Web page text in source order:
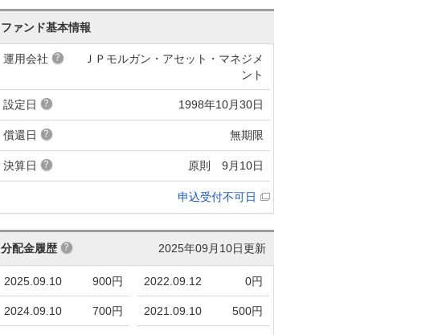
ファンド基本情報
運用会社
ＪＰモルガン・アセット・マネジメ
ント
設定日 1998年10月30日
償還日 無期限
決算日 原則 9月10日
申込受付不可日
2025年09月10日更新
分配金履歴
2025.09.10 900円
2024.09.10 700円
2022.09.12 0円
2021.09.10 500円